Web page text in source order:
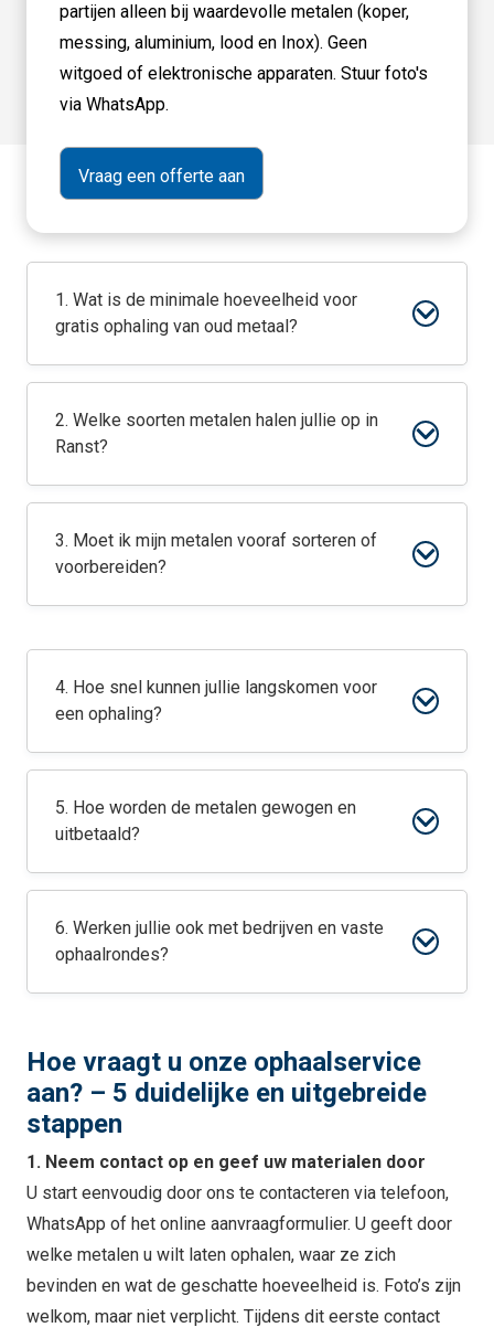
partijen alleen bij waardevolle metalen (koper,
messing, aluminium, lood en Inox). Geen
witgoed of elektronische apparaten. Stuur foto's
via WhatsApp.
1. Wat is de minimale hoeveelheid voor
gratis ophaling van oud metaal?
2. Welke soorten metalen halen jullie op in
Ranst?
3. Moet ik mijn metalen vooraf sorteren of
voorbereiden?
4. Hoe snel kunnen jullie langskomen voor
een ophaling?
5. Hoe worden de metalen gewogen en
uitbetaald?
6. Werken jullie ook met bedrijven en vaste
ophaalrondes?
Hoe vraagt u onze ophaalservice
aan? – 5 duidelijke en uitgebreide
stappen
1. Neem contact op en geef uw materialen door
U start eenvoudig door ons te contacteren via telefoon,
WhatsApp of het online aanvraagformulier. U geeft door
welke metalen u wilt laten ophalen, waar ze zich
bevinden en wat de geschatte hoeveelheid is. Foto’s zijn
welkom, maar niet verplicht. Tijdens dit eerste contact